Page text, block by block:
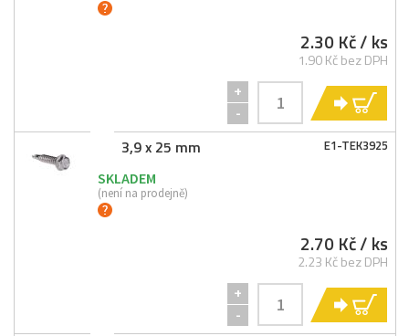
2.30 Kč/ ks
1.90 Kč bez DPH
+
-
E1-TEK3925
3,9 x 25 mm
SKLADEM
(není na prodejně)
2.70 Kč/ ks
2.23 Kč bez DPH
+
-